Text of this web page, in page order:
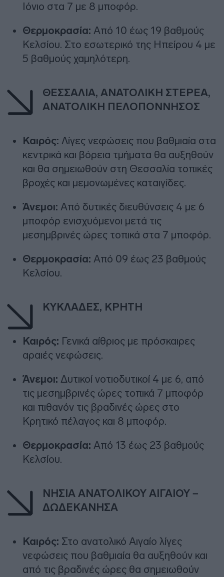
Ιόνιο στα 7 με 8 μποφόρ.
Θερμοκρασία: Από 10 έως 19 βαθμούς
Κελσίου. Στο εσωτερικό της Ηπείρου 4 με
5 βαθμούς χαμηλότερη.
ΘΕΣΣΑΛΙΑ, ΑΝΑΤΟΛΙΚΗ ΣΤΕΡΕΑ,
ΑΝΑΤΟΛΙΚΗ ΠΕΛΟΠΟΝΝΗΣΟΣ
Καιρός: Λίγες νεφώσεις που βαθμιαία στα
κεντρικά και βόρεια τμήματα θα αυξηθούν
και θα σημειωθούν στη Θεσσαλία τοπικές
βροχές και μεμονωμένες καταιγίδες.
Άνεμοι: Από δυτικές διευθύνσεις 4 με 6
μποφόρ ενισχυόμενοι μετά τις
μεσημβρινές ώρες τοπικά στα 7 μποφόρ.
Θερμοκρασία: Από 09 έως 23 βαθμούς
Κελσίου.
ΚΥΚΛΑΔΕΣ, ΚΡΗΤΗ
Καιρός: Γενικά αίθριος με πρόσκαιρες
αραιές νεφώσεις.
Άνεμοι: Δυτικοί νοτιοδυτικοί 4 με 6, από
τις μεσημβρινές ώρες τοπικά 7 μποφόρ
και πιθανόν τις βραδινές ώρες στο
Κρητικό πέλαγος και 8 μποφόρ.
Θερμοκρασία: Από 13 έως 23 βαθμούς
Κελσίου.
ΝΗΣΙΑ ΑΝΑΤΟΛΙΚΟΥ ΑΙΓΑΙΟΥ –
ΔΩΔΕΚΑΝΗΣΑ
Καιρός: Στο ανατολικό Αιγαίο λίγες
νεφώσεις που βαθμιαία θα αυξηθούν και
από τις βραδινές ώρες θα σημειωθούν